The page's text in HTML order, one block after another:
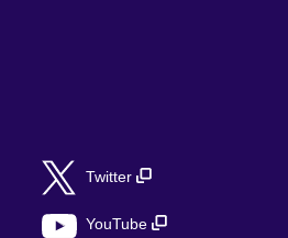
Twitter
YouTube